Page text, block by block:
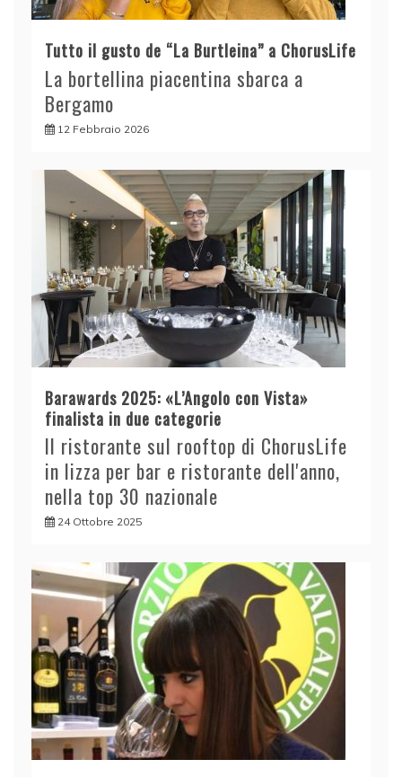
Tutto il gusto de “La Burtleina” a ChorusLife
La bortellina piacentina sbarca a
Bergamo
12 Febbraio 2026
Barawards 2025: «L’Angolo con Vista»
finalista in due categorie
Il ristorante sul rooftop di ChorusLife
in lizza per bar e ristorante dell'anno,
nella top 30 nazionale
24 Ottobre 2025